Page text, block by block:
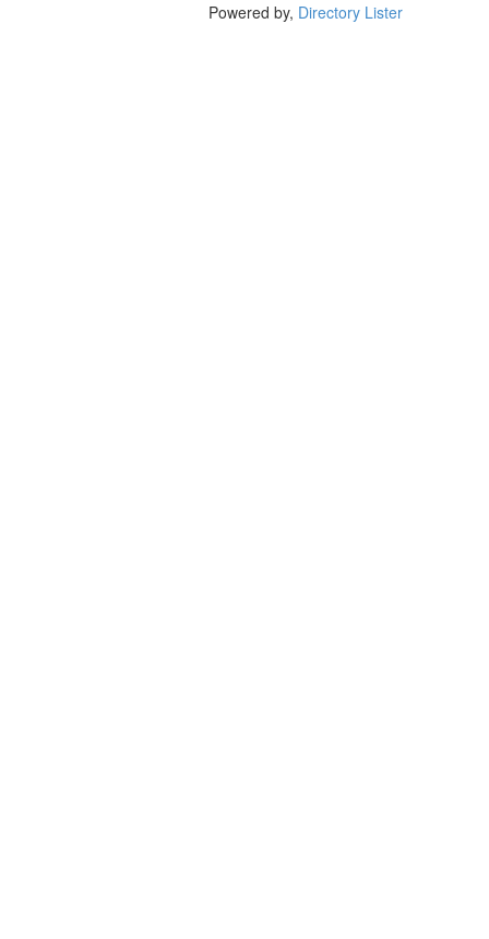
Powered by, Directory Lister